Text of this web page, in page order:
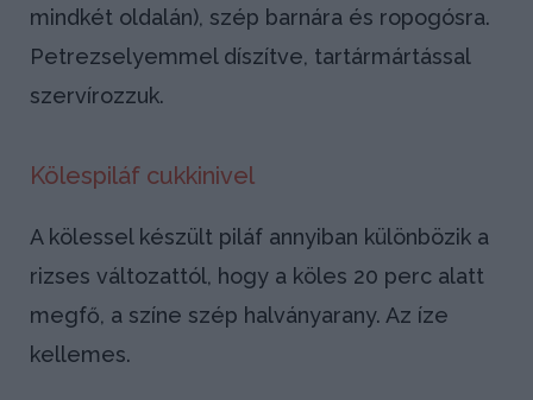
mindkét oldalán), szép barnára és ropogósra.
Petrezselyemmel díszítve, tartármártással
szervírozzuk.
Kölespiláf cukkinivel
A kölessel készült piláf annyiban különbözik a
rizses változattól, hogy a köles 20 perc alatt
megfő, a színe szép halványarany. Az íze
kellemes.